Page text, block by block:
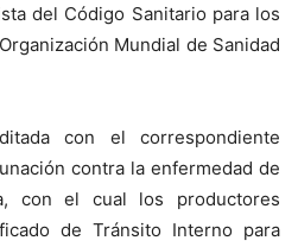
del Código Sanitario para los
Mundial de Sanidad
con el correspondiente
contra la enfermedad de
con el cual los productores
de Tránsito Interno para